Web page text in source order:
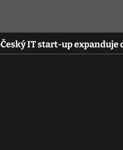
Český IT start-up expanduje